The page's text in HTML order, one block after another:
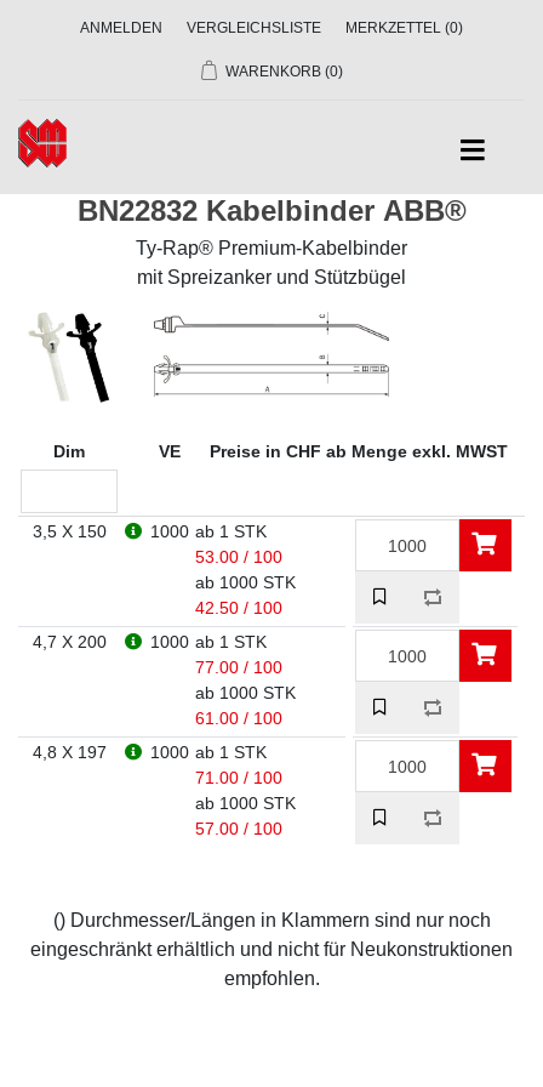
ANMELDEN VERGLEICHSLISTE MERKZETTEL (0)
WARENKORB (0)
BN22832 Kabelbinder ABB®
Ty-Rap® Premium-Kabelbinder
mit Spreizanker und Stützbügel
Dim VE Preise in CHF ab Menge exkl. MWST
3,5 X 150 1000 ab 1 STK
53.00 / 100
ab 1000 STK
42.50 / 100
4,7 X 200
1000 ab 1 STK
77.00 / 100
ab 1000 STK
61.00 / 100
4,8 X 197
1000 ab 1 STK
71.00 / 100
ab 1000 STK
57.00 / 100
() Durchmesser/Längen in Klammern sind nur noch
eingeschränkt erhältlich und nicht für Neukonstruktionen
empfohlen.